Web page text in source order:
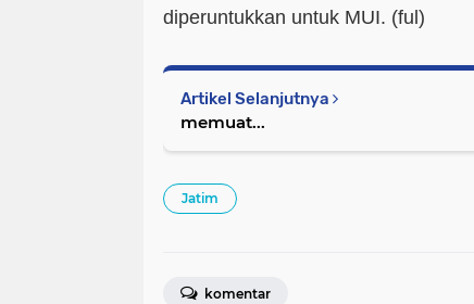
diperuntukkan untuk MUI. (ful )
Artikel Selanjutnya
memuat...
Jatim
komentar